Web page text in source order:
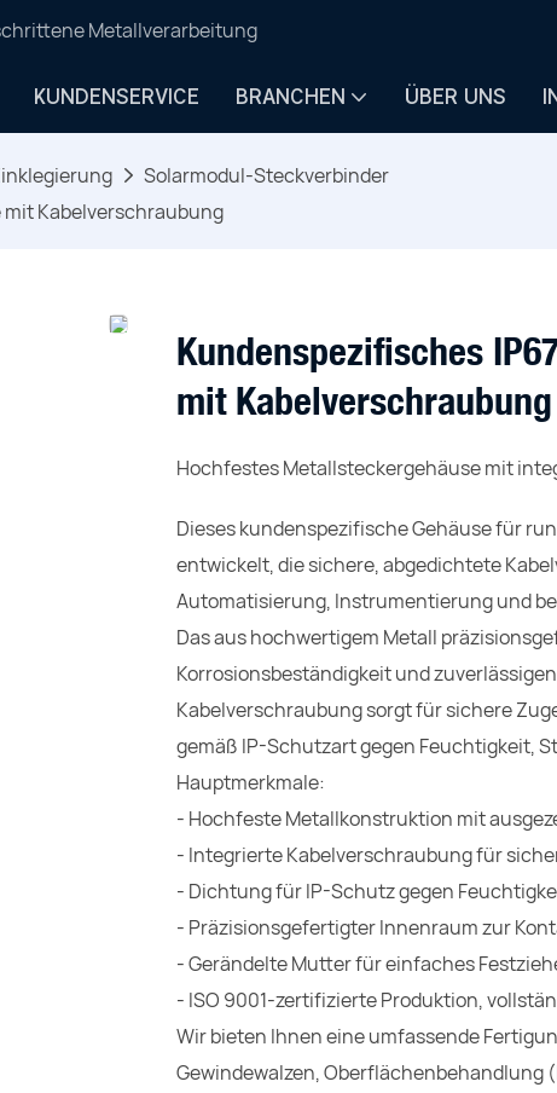
Metallverarbeitung
KUNDENSERVICE BRANCHEN ÜBER UNS
Solarmodul-Steckverbinder
Kabelverschraubung
Kundenspezifisches
mit Kabelverschraubung
Hochfestes Metallsteckergehäuse mit
Dieses kundenspezifische Gehäuse für
entwickelt, die sichere, abgedichtete
Automatisierung, Instrumentierung und
Das aus hochwertigem Metall
Korrosionsbeständigkeit und
Kabelverschraubung sorgt für sichere
gemäß IP-Schutzart gegen Feuchtigkeit,
Hauptmerkmale:
- Hochfeste Metallkonstruktion mit
- Integrierte Kabelverschraubung für
- Dichtung für IP-Schutz gegen
- Präzisionsgefertigter Innenraum zur
- Gerändelte Mutter für einfaches
- ISO 9001-zertifizierte Produktion,
Wir bieten Ihnen eine umfassende
Gewindewalzen,